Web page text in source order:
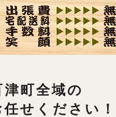
町全域の
せください！